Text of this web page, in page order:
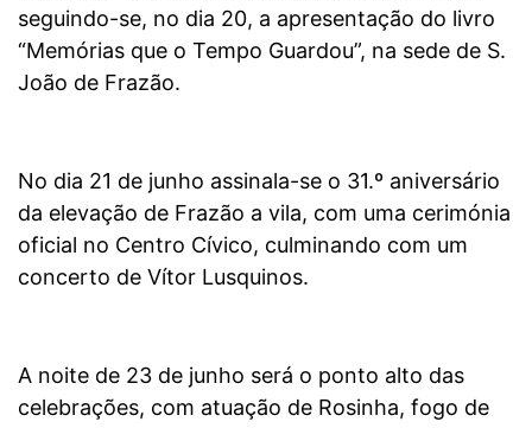
seguindo-se, no dia 20, a apresentação do livro
“Memórias que o Tempo Guardou”, na sede de S.
João de Frazão.
No dia 21 de junho assinala-se o 31.º aniversário
da elevação de Frazão a vila, com uma cerimónia
oficial no Centro Cívico, culminando com um
concerto de Vítor Lusquinos.
A noite de 23 de junho será o ponto alto das
celebrações, com atuação de Rosinha, fogo de